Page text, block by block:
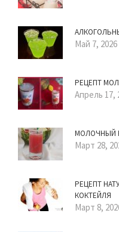
Май 7, 2026
РЕЦЕПТ
Апрель 17,
МОЛОЧНЫЙ
Март 28,
РЕЦЕПТ
КОКТЕЙЛЯ
Март 8,